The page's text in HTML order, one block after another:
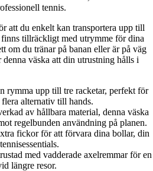
tennis.
att du enkelt kan transportera upp till
tillräckligt med utrymme för dina
om du tränar på banan eller är på väg
väska att din utrustning hålls i
rymma upp till tre racketar, perfekt för
alternativ till hands.
av hållbara material, denna väska
regelbunden användning på planen.
fickor för att förvara dina bollar, din
med vadderade axelremmar för en
längre resor.